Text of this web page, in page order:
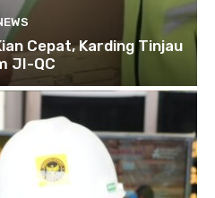
Cepat, Karding Tinjau
JI-QC